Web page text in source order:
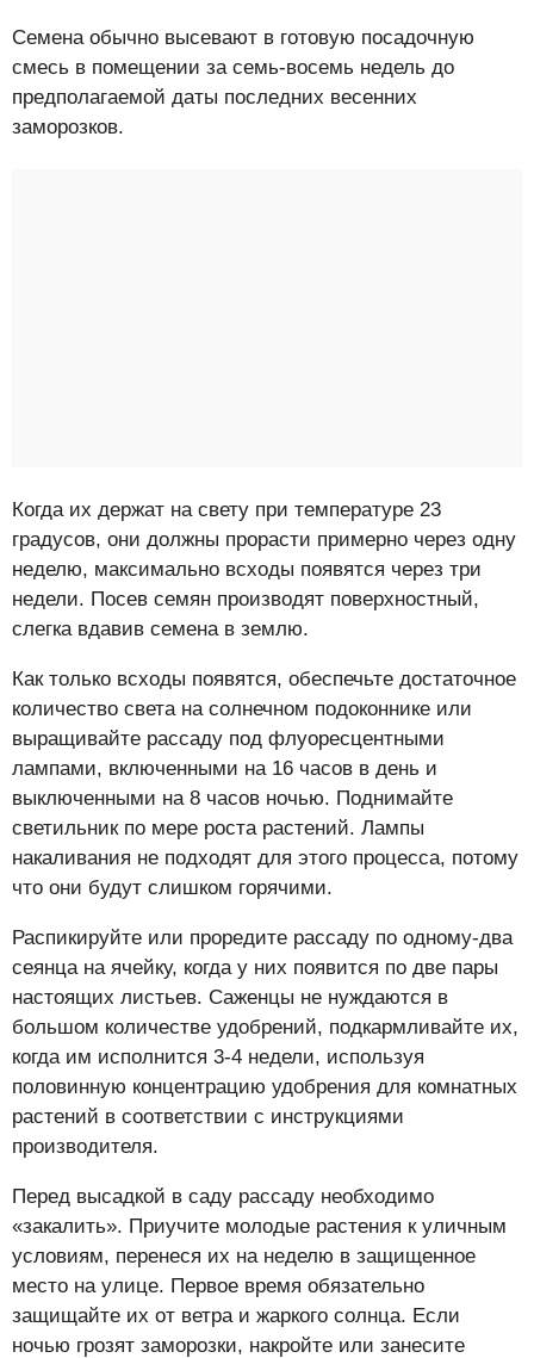
Семена обычно высевают в готовую посадочную
смесь в помещении за семь-восемь недель до
предполагаемой даты последних весенних
заморозков.
Когда их держат на свету при температуре 23
градусов, они должны прорасти примерно через одну
неделю, максимально всходы появятся через три
недели. Посев семян производят поверхностный,
слегка вдавив семена в землю.
Как только всходы появятся, обеспечьте достаточное
количество света на солнечном подоконнике или
выращивайте рассаду под флуоресцентными
лампами, включенными на 16 часов в день и
выключенными на 8 часов ночью. Поднимайте
светильник по мере роста растений. Лампы
накаливания не подходят для этого процесса, потому
что они будут слишком горячими.
Распикируйте или проредите рассаду по одному-два
сеянца на ячейку, когда у них появится по две пары
настоящих листьев. Саженцы не нуждаются в
большом количестве удобрений, подкармливайте их,
когда им исполнится 3-4 недели, используя
половинную концентрацию удобрения для комнатных
растений в соответствии с инструкциями
производителя.
Перед высадкой в саду рассаду необходимо
«закалить». Приучите молодые растения к уличным
условиям, перенеся их на неделю в защищенное
место на улице. Первое время обязательно
защищайте их от ветра и жаркого солнца. Если
ночью грозят заморозки, накройте или занесите